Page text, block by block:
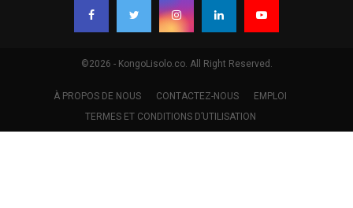
©2026 - KongoLisolo.co. All Right Reserved.
À PROPOS DE NOUS CONTACTEZ-NOUS
EMPLOI
TERMES ET CONDITIONS D’UTILISATION